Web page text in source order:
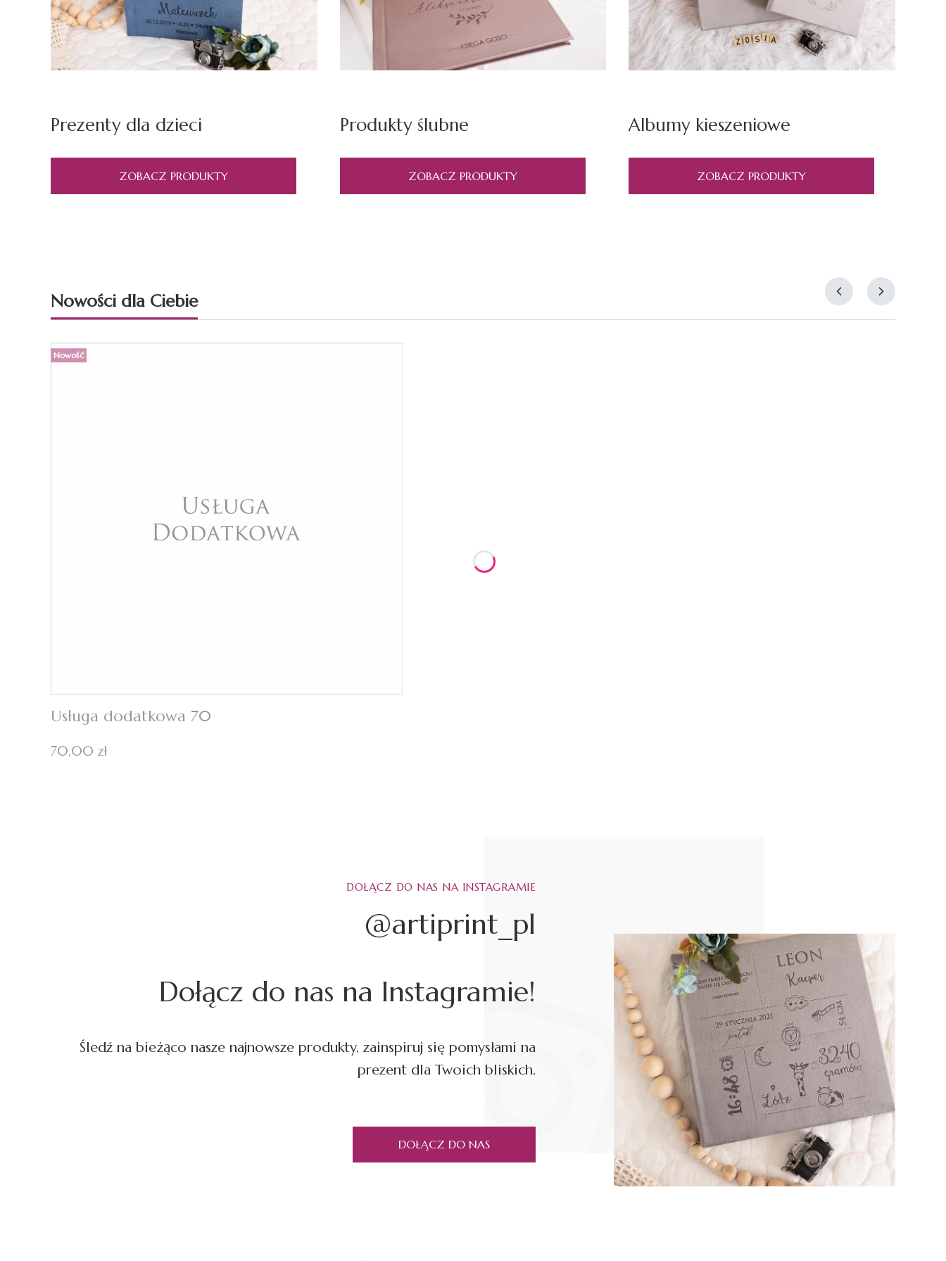
Prezenty dla dzieci
ZOBACZ PRODUKTY
Produkty ślubne
ZOBACZ PRODUKTY
Albumy kieszeniowe
ZOBACZ PRODUKTY
Nowości dla Ciebie
Nowość
Usługa dodatkowa 70
Cena
70,00 zł
DOŁĄCZ DO NAS NA INSTAGRAMIE
@artiprint_pl
Dołącz do nas na Instagramie!
Śledź na bieżąco nasze najnowsze produkty, zainspiruj się pomysłami na
prezent dla Twoich bliskich.
DOŁĄCZ DO NAS